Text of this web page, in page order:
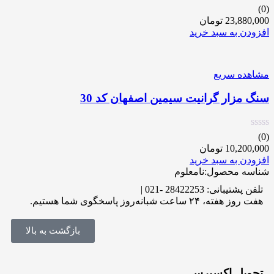
(0)
23,880,000 تومان
افزودن به سبد خرید
مشاهده سریع
سنگ مزار گرانیت سیمین اصفهان کد 30
(0)
10,200,000 تومان
افزودن به سبد خرید
شناسه محصول:نامعلوم
تلفن پشتیبانی: 28422253 -021 |
هفت روز هفته، ۲۴ ساعت شبانه‌روز پاسخگوی شما هستیم.
بازگشت به بالا